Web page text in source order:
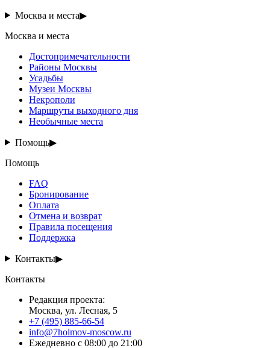
Москва и места▶
Москва и места
Достопримечательности
Районы Москвы
Усадьбы
Музеи Москвы
Некрополи
Маршруты выходного дня
Необычные места
Помощь▶
Помощь
FAQ
Бронирование
Оплата
Отмена и возврат
Правила посещения
Поддержка
Контакты▶
Контакты
Редакция проекта:
Москва, ул. Лесная, 5
+7 (495) 885-66-54
info@7holmov-moscow.ru
Ежедневно с 08:00 до 21:00